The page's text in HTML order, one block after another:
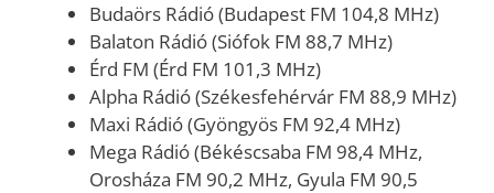
Budaörs Rádió (Budapest FM 104,8 MHz)
Balaton Rádió (Siófok FM 88,7 MHz)
Érd FM (Érd FM 101,3 MHz)
Alpha Rádió (Székesfehérvár FM 88,9 MHz)
Maxi Rádió (Gyöngyös FM 92,4 MHz)
Mega Rádió (Békéscsaba FM 98,4 MHz,
Orosháza FM 90,2 MHz, Gyula FM 90,5